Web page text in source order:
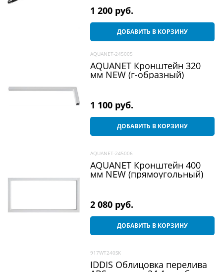
черный
1 200 руб.
ДОБАВИТЬ В КОРЗИНУ
AQUANET-245005
AQUANET Кронштейн 320
мм NEW (г-образный)
1 100 руб.
ДОБАВИТЬ В КОРЗИНУ
AQUANET-245006
AQUANET Кронштейн 400
мм NEW (прямоугольный)
2 080 руб.
ДОБАВИТЬ В КОРЗИНУ
917WT240SK
IDDIS Облицовка перелива